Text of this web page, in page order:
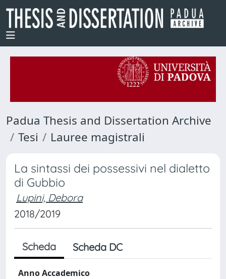
Padua Thesis and Dissertation Archive
Tesi
Lauree magistrali
La sintassi dei possessivi nel dialetto
di Gubbio
Lupini, Debora
2018/2019
Scheda Scheda DC
Anno Accademico